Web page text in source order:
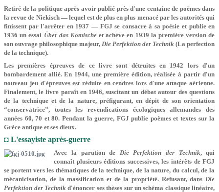
Retiré de la politique après avoir publié près d'une centaine de poèmes dans
la revue de Niekisch — lequel est de plus en plus menacé par les autorités qui
finissent par l'arrêter en 1937 — FGJ se consacre à sa poésie et publie en
1936 un essai Über das Komischeet achève en 1939 la première version de
son ouvrage philosophique majeur, Die Perfektion der Technik (La perfection
de la technique).
Les premières épreuves de ce livre sont détruites en 1942 lors d'un
bombardement allié. En 1944, une première édition, réalisée à partir d'un
nouveau jeu d'épreuves est réduite en cendres lors d'une attaque aérienne.
Finalement, le livre paraît en 1946, suscitant un débat autour des questions
de la technique et de la nature, préfigurant, en dépit de son orientation
“conservatrice”, toutes les revendications écologiques allemandes des
années 60, 70 et 80. Pendant la guerre, FGJ publie poèmes et textes sur la
Grèce antique et ses dieux.
◘ L'essayiste après-guerre
Avec la parution de Die Perfektion der Technik, qui
connaît plusieurs éditions successives, les intérêts de FGJ
se portent vers les thématiques de la technique, de la nature, du calcul, de la
mécanicisation, de la massification et de la propriété. Refusant, dans Die
Perfektion der Technikd'énoncer ses thèses sur un schéma classique linéaire,